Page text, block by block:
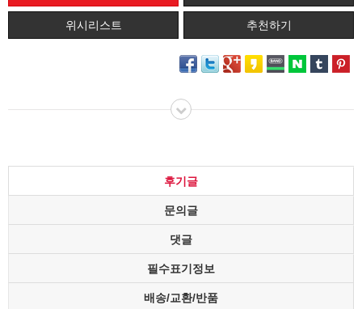
위시리스트 추천하기
후기글
문의글
댓글
필수표기정보
배송/교환/반품